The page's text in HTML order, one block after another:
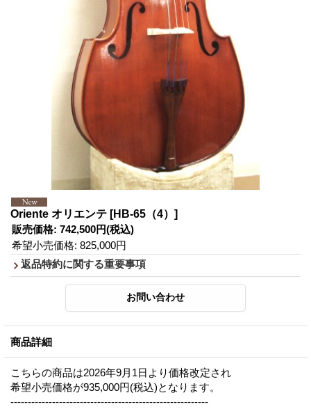
Oriente オリエンテ [HB-65（4）]
販売価格: 742,500円(税込)
希望小売価格: 825,000円
返品特約に関する重要事項
商品詳細
こちらの商品は2026年9月1日より価格改定され
希望小売価格が935,000円(税込)となります。
---------------------------------------------------------